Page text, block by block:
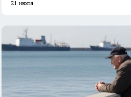
21 июля